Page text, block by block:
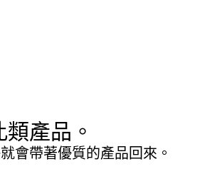
產品。
會帶著優質的產品回來。